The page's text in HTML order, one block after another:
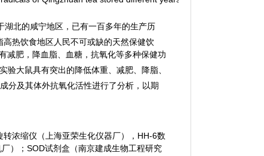
北的咸宁地区，已有一百多年的生产历
高热饮食地区人民不可或缺的天然保健饮
减肥，降血脂、血糖，抗氧化等多种保健功
大鼠具有突出的降低体重、减肥、降脂、
分及其体外抗氧化活性进行了分析，以期
转浓缩仪（上海亚荣生化仪器厂）， HH-6数
）； SOD试剂盒（南京建成生物工程研究